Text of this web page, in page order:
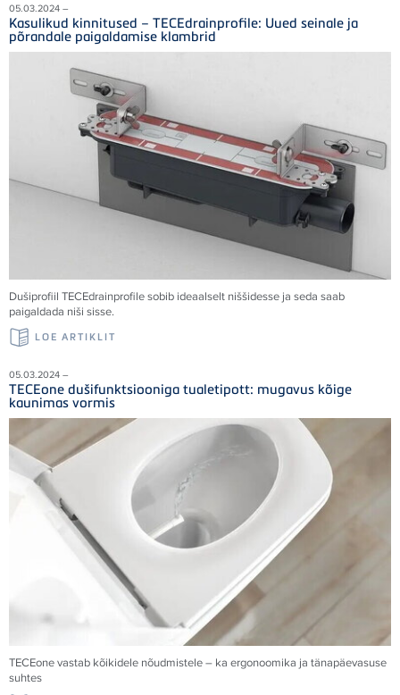
05.03.2024 –
Kasulikud kinnitused – TECEdrainprofile: Uued seinale ja
põrandale paigaldamise klambrid
Dušiprofiil TECEdrainprofile sobib ideaalselt niššidesse ja seda saab
paigaldada niši sisse.
LOE ARTIKLIT
05.03.2024 –
TECEone dušifunktsiooniga tualetipott: mugavus kõige
kaunimas vormis
TECEone vastab kõikidele nõudmistele – ka ergonoomika ja tänapäevasuse
suhtes